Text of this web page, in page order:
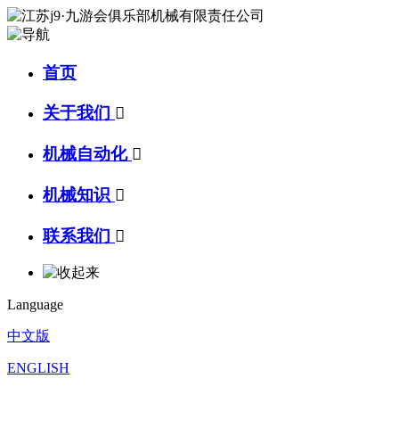
首页
关于我们 
机械自动化 
机械知识 
联系我们 
Language
中文版
ENGLISH